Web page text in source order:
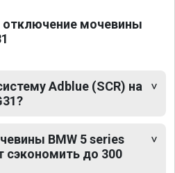
мочевины
Adblue (SCR) на
BMW 5 series
сэкономить до 300